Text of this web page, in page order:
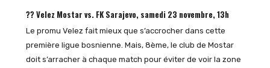
?? Velez Mostar vs. FK Sarajevo, samedi 23 novembre, 13h
Le promu Velez fait mieux que s’accrocher dans cette
première ligue bosnienne. Mais, 8ème, le club de Mostar
doit s’arracher à chaque match pour éviter de voir la zone